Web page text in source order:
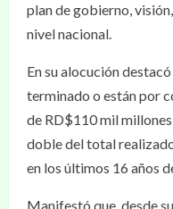
plan de gobierno,
nivel nacional.
En su alocución
terminado o están por
de RD$110 mil
doble del total
en los últimos 16 años
Manifestó que, desde